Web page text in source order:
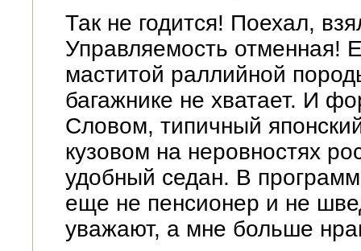
Так не годится! Поехал,
Управляемость отменная!
маститой раллийной
багажнике не хватает. И
Словом, типичный
кузовом на неровностях
удобный седан. В
еще не пенсионер и не
уважают, а мне больше